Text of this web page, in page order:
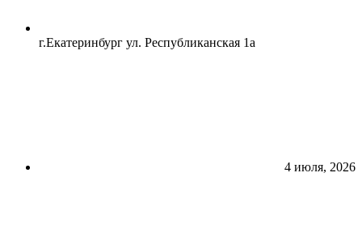
г.Екатеринбург ул. Республиканская 1а
4 июля, 2026